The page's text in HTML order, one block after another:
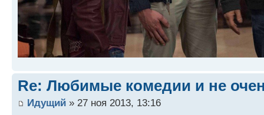
Re: Любимые комедии и не
Идущий » 27 ноя 2013, 13:16